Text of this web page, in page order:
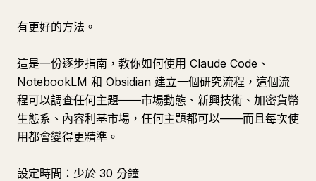
有更好的方法。
這是一份逐步指南，教你如何使用 Claude Code、
NotebookLM 和 Obsidian 建立一個研究流程，這個流
程可以調查任何主題——市場動態、新興技術、加密貨幣
生態系、內容利基市場，任何主題都可以——而且每次使
用都會變得更精準。
設定時間：少於 30 分鐘